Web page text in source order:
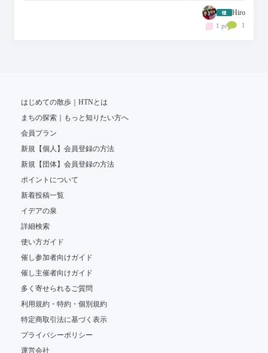
Hiro
1 pt 1
はじめての散歩｜HTNとは
まちの探索｜もっと知りたい方へ
会員プラン
新規【個人】会員登録の方法
新規【団体】会員登録の方法
ポイントについて
新着投稿一覧
イデアの泉
詳細検索
使い方ガイド
催し参加者向けガイド
催し主催者向けガイド
多く寄せられるご質問
利用規約・特約・個別規約
特定商取引法に基づく表示
プライバシーポリシー
運営会社